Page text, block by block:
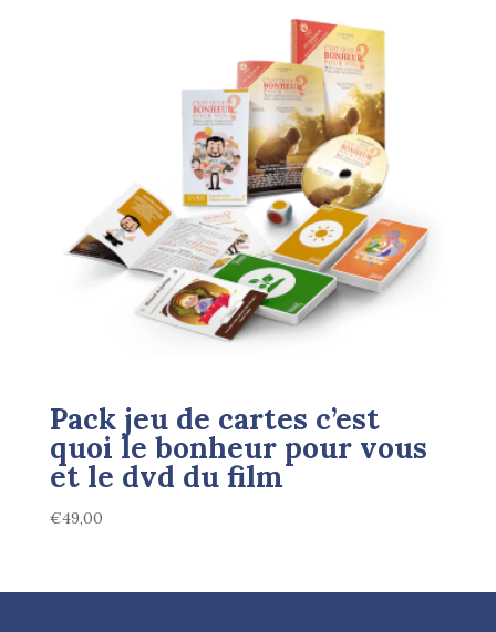
Pack jeu de cartes c’est
quoi le bonheur pour vous
et le dvd du film
€49,00